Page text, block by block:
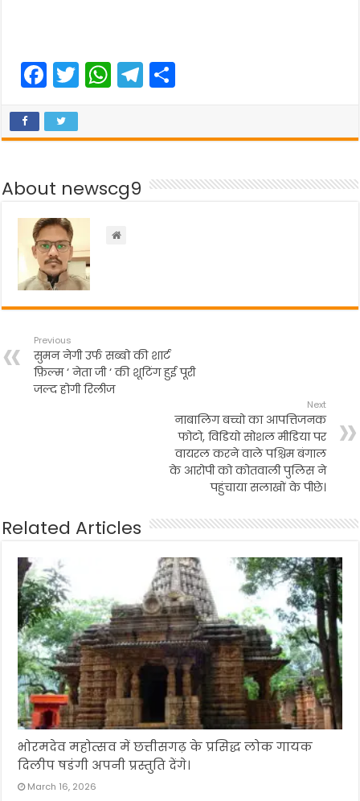
F
a
c
e
b
o
o
k
T
w
er
W
h
ts
A
p
p
T
el
gr
a
e
About newscg9
Previous
सुमन नेगी उर्फ सब्बो की शार्ट
फ़िल्म ‘ नेता जी ‘ की शूटिंग हुई पूरी
जल्द होगी रिलीज
Next
नाबालिग बच्चो का आपत्तिजनक
फोटो, विडियो सोशल मीडिया पर
वायरल करने वाले पश्चिम बंगाल
के आरोपी को कोतवाली पुलिस ने
पहुंचाया सलाखों के पीछे।
Related Articles
भोरमदेव महोत्सव में छत्तीसगढ़ के प्रसिद्ध लोक गायक
दिलीप षडंगी अपनी प्रस्तुति देंगे।
March 16, 2026